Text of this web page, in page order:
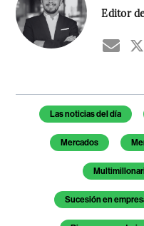
Editor
Temas de este artículo
Las noticias del día
Mercados
Sucesión en